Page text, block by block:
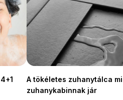
A tökéletes zuhanytálca
zuhanykabinnak jár